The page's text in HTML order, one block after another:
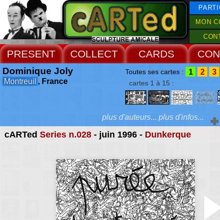
MON
PRESENT COLLECT CARDS
cARTed Series n.028- juin 1996 - Dunkerque
Dominique Joly
Montreuil , France
Toutes ses cartes : 1 2 3
cartes 1 à 15 :
Extras :
des fois je me
dessins textes et
préoccupations
plus d'auteurs... plus d'infos...